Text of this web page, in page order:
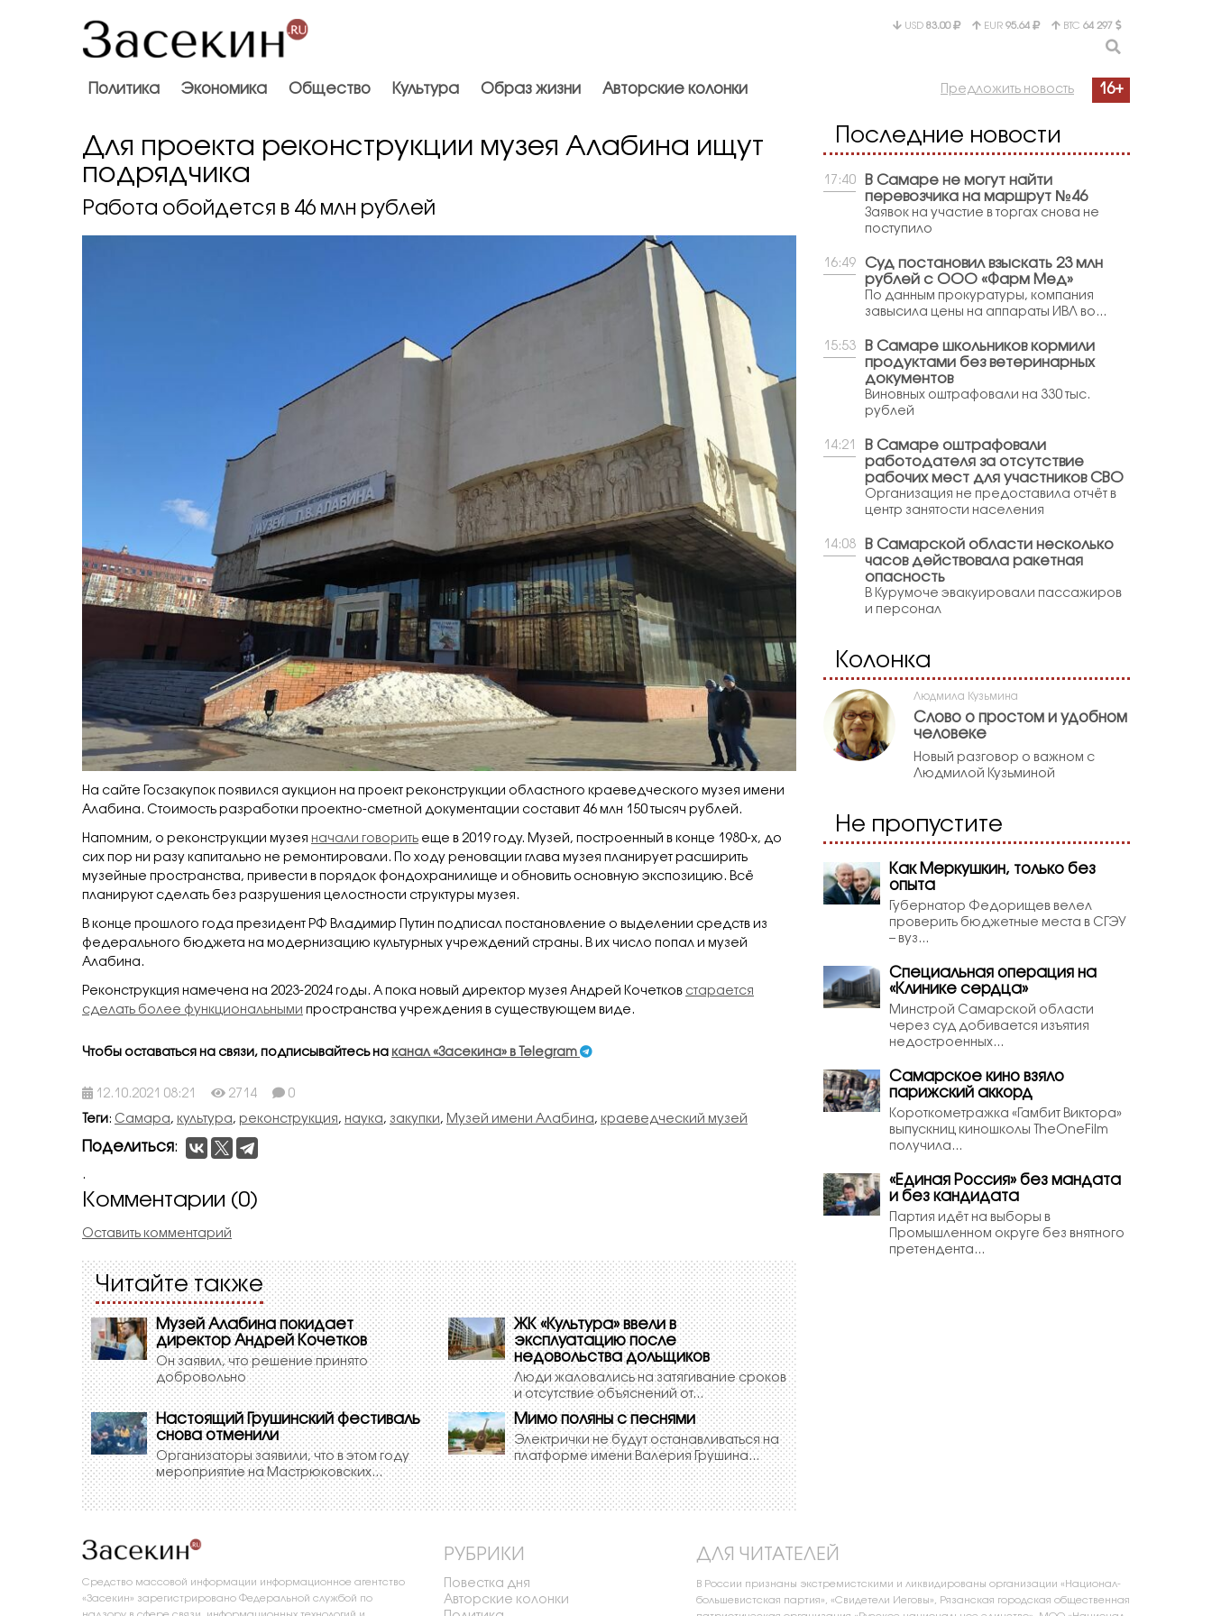
USD 83.00 EUR 95.64 BTC 64 297
Политика Экономика Общество Культура Образ жизни Авторские колонки Предложить новость 16+
Для проекта реконструкции музея Алабина ищут
подрядчика
Работа обойдется в 46 млн рублей
На сайте Госзакупок появился аукцион на проект реконструкции областного краеведческого музея имени
Алабина. Стоимость разработки проектно-сметной документации составит 46 млн 150 тысяч рублей.
Напомним, о реконструкции музея начали говорить еще в 2019 году. Музей, построенный в конце 1980-х, до
сих пор ни разу капитально не ремонтировали. По ходу реновации глава музея планирует расширить
музейные пространства, привести в порядок фондохранилище и обновить основную экспозицию. Всё
планируют сделать без разрушения целостности структуры музея.
В конце прошлого года президент РФ Владимир Путин подписал постановление о выделении средств из
федерального бюджета на модернизацию культурных учреждений страны. В их число попал и музей
Алабина.
Реконструкция намечена на 2023-2024 годы. А пока новый директор музея Андрей Кочетков старается
сделать более функциональными пространства учреждения в существующем виде.
Чтобы оставаться на связи, подписывайтесь на канал «Засекина» в Telegram
12.10.2021 08:21 2714 0
Теги : Самара , культура , реконструкция , наука , закупки , Музей имени Алабина , краеведческий музей
Поделиться :
.
Комментарии (0)
Оставить комментарий
Читайте также
Музей Алабина покидает
директор Андрей Кочетков
Он заявил, что решение принято
добровольно
ЖК «Культура» ввели в
эксплуатацию после
недовольства дольщиков
Люди жаловались на затягивание сроков
и отсутствие объяснений от...
Настоящий Грушинский фестиваль
снова отменили
Организаторы заявили, что в этом году
мероприятие на Мастрюковских...
Мимо поляны с песнями
Электрички не будут останавливаться на
платформе имени Валерия Грушина...
Последние новости
17:40
В Самаре не могут найти
перевозчика на маршрут №46
Заявок на участие в торгах снова не
поступило
16:49
Суд постановил взыскать 23 млн
рублей с ООО «Фарм Мед»
По данным прокуратуры, компания
завысила цены на аппараты ИВЛ во...
15:53
В Самаре школьников кормили
продуктами без ветеринарных
документов
Виновных оштрафовали на 330 тыс.
рублей
14:21
В Самаре оштрафовали
работодателя за отсутствие
рабочих мест для участников СВО
Организация не предоставила отчёт в
центр занятости населения
14:08
В Самарской области несколько
часов действовала ракетная
опасность
В Курумоче эвакуировали пассажиров
и персонал
Колонка
Людмила Кузьмина
Слово о простом и удобном
человеке
Новый разговор о важном с
Людмилой Кузьминой
Не пропустите
Как Меркушкин, только без
опыта
Губернатор Федорищев велел
проверить бюджетные места в СГЭУ
– вуз...
Специальная операция на
«Клинике сердца»
Минстрой Самарской области
через суд добивается изъятия
недостроенных...
Самарское кино взяло
парижский аккорд
Короткометражка «Гамбит Виктора»
выпускниц киношколы TheOneFilm
получила...
«Единая Россия» без мандата
и без кандидата
Партия идёт на выборы в
Промышленном округе без внятного
претендента...
Средство массовой информации информационное агентство
«Засекин» зарегистрировано Федеральной службой по
РУБРИКИ
Повестка дня
Авторские колонки
ДЛЯ ЧИТАТЕЛЕЙ
В России признаны экстремистскими и ликвидированы организации «Национал-
большевистская партия», «Свидетели Иеговы», Рязанская городская общественная